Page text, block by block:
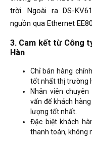
trời. Ngoài ra DS-
nguồn qua Ethernet
3. Cam kết từ Công
Hàn
Chỉ bán hàng
tốt nhất thị trường
Nhân viên
vấn để khách
lượng tốt nhất.
Đặc biệt khách
thanh toán, không